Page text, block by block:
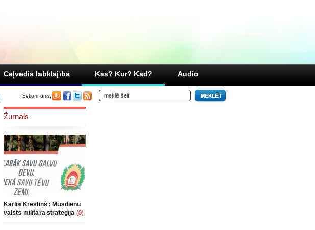
Ceļvedis labklājībā Kas? Kur? Kad? Audio
Seko mums:
Žurnāls
Kārlis Krēsliņš : Mūsdienu
valsts militārā stratēģija (0)